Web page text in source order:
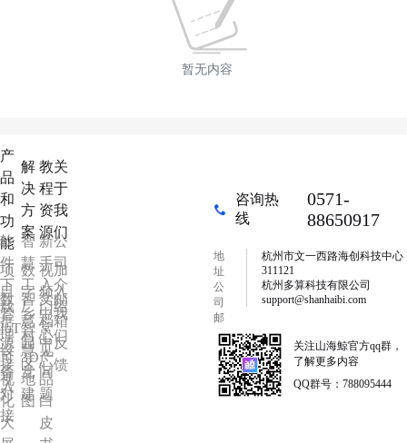
暂无内容
产
品
和
功
能
软
件
下
载
项
目
管
理
数
据
源
接
入
IoT
设
备
对
接
可
视
化
大
解
决
方
案
智
慧
工
厂
数
字
乡
村
智
慧
园
区
智
慧
党
建
3D
地
图
教
程
资
源
新
手
入
门
视
频
中
心
文
档
中
心
常
见
问
题
产
品
白
皮
关
于
我
们
公
司
介
绍
加
入
我
们
邮
箱
反
馈
咨询热
线
0571-
88650917
地
址
公
司
邮
箱
杭州市文一西路海创科技中心
311121
杭州多算科技有限公司
support@shanhaibi.com
关注山海鯨官方qq群，
了解更多内容
QQ群号：788095444